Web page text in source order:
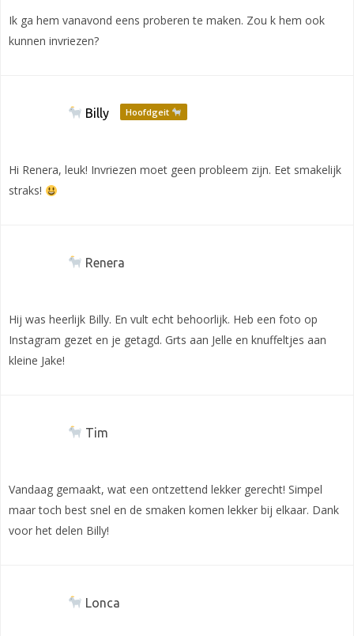
Ik ga hem vanavond eens proberen te maken. Zou k hem ook
kunnen invriezen?
Billy Hoofdgeit
Hi Renera, leuk! Invriezen moet geen probleem zijn. Eet smakelijk
straks!
Renera
Hij was heerlijk Billy. En vult echt behoorlijk. Heb een foto op
Instagram gezet en je getagd. Grts aan Jelle en knuffeltjes aan
kleine Jake!
Tim
Vandaag gemaakt, wat een ontzettend lekker gerecht! Simpel
maar toch best snel en de smaken komen lekker bij elkaar. Dank
voor het delen Billy!
Lonca